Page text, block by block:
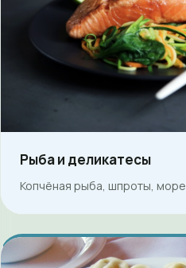
Рыба и деликатесы
Копчёная рыба, шпроты,